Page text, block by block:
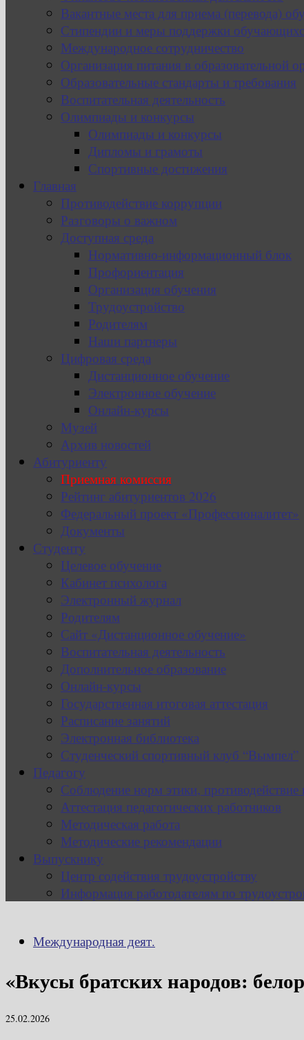
Вакантные места для приема (перевода)
Стипендии и меры поддержки
Международное сотрудничество
Организация питания в образовательной
Образовательные стандарты и требования
Воспитательная деятельность
Олимпиады и конкурсы
Олимпиады и конкурсы
Дипломы и грамоты
Спортивные достижения
Главная
Противодействие коррупции
Разговоры о важном
Доступная среда
Нормативно-информационный блок
Профориентация
Организация обучения
Трудоустройство
Родителям
Наши партнеры
Цифровая среда
Дистанционное обучение
Электронное обучение
Онлайн-курсы
Музей
Архив новостей
Абитуриенту
Приемная комиссия
Рейтинг абитуриентов 2026
Федеральный проект «Профессионалитет»
Документы
Студенту
Целевое обучение
Кабинет психолога
Электронный журнал
Родителям
Сайт «Дистанционное обучение»
Воспитательная деятельность
Дополнительное образование
Онлайн-курсы
Государственная итоговая аттестация
Расписание занятий
Электронная библиотека
Студенческий спортивный клуб “Вымпел”
Педагогу
Соблюдение норм этики, противодействие
Аттестация педагогических работников
Методическая работа
Методические рекомендации
Выпускнику
Центр содействия трудоустройству
Информация работодателям по
Международная деят.
«Вкусы братских народов:
25.02.2026